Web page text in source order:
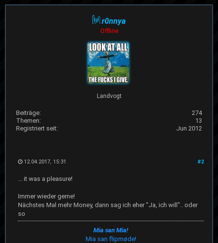
r0nnya
Offline
Landvogt
Beiträge:
274
Themen:
13
Registriert seit:
Jun 2012
#2
12.04.2017, 15:31
... it was a pleasure!
Immer wieder gerne!
Nächstes Mal mehr Money, dann sag ich eher "Ja, ich will".. oder
so
Mia san Mia!
Mia san flipmøde!